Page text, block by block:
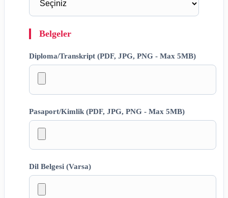
Belgeler
Diploma/Transkript (PDF, JPG, PNG - Max 5MB)
Pasaport/Kimlik (PDF, JPG, PNG - Max 5MB)
Dil Belgesi (Varsa)